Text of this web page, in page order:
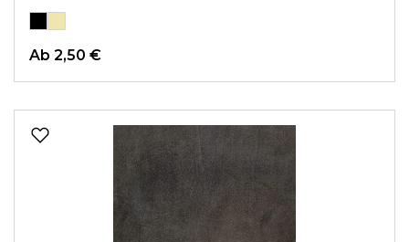
Ab 2,50 €